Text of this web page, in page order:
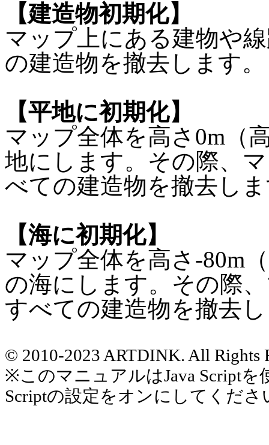
【建造物初期化】
マップ上にある建物や
の建造物を撤去します。
【平地に初期化】
マップ全体を高さ0m（
地にします。その際、
べての建造物を撤去し
【海に初期化】
マップ全体を高さ-80m
の海にします。その際
すべての建造物を撤去
© 2010-2023 ARTDINK. All Rights
※このマニュアルはJava Scriptを
Scriptの設定をオンにしてくださ